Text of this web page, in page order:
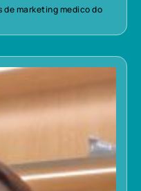
de marketing medico do